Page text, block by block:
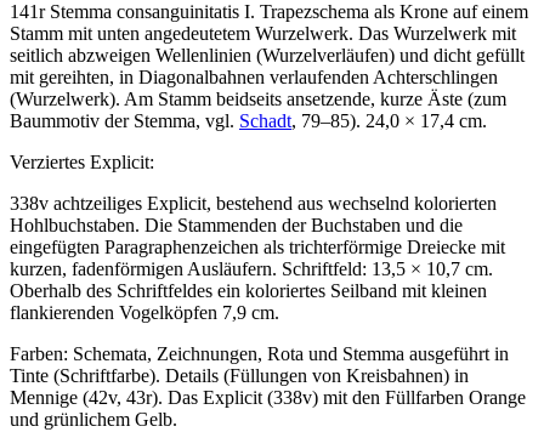
141r Stemma consanguinitatis I. Trapezschema als Krone auf einem
Stamm mit unten angedeutetem Wurzelwerk. Das Wurzelwerk mit
seitlich abzweigen Wellenlinien (Wurzelverläufen) und dicht gefüllt
mit gereihten, in Diagonalbahnen verlaufenden Achterschlingen
(Wurzelwerk). Am Stamm beidseits ansetzende, kurze Äste (zum
Baummotiv der Stemma, vgl. Schadt, 79–85). 24,0 × 17,4 cm.
Verziertes Explicit:
338v achtzeiliges Explicit, bestehend aus wechselnd kolorierten
Hohlbuchstaben. Die Stammenden der Buchstaben und die
eingefügten Paragraphenzeichen als trichterförmige Dreiecke mit
kurzen, fadenförmigen Ausläufern. Schriftfeld: 13,5 × 10,7 cm.
Oberhalb des Schriftfeldes ein koloriertes Seilband mit kleinen
flankierenden Vogelköpfen 7,9 cm.
Farben: Schemata, Zeichnungen, Rota und Stemma ausgeführt in
Tinte (Schriftfarbe). Details (Füllungen von Kreisbahnen) in
Mennige (42v, 43r). Das Explicit (338v) mit den Füllfarben Orange
und grünlichem Gelb.